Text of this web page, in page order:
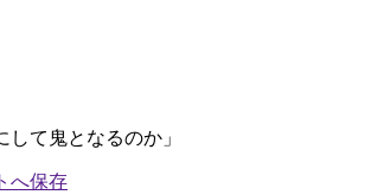
して鬼となるのか」